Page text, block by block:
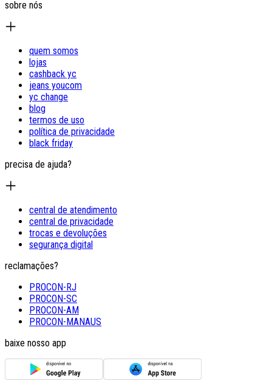
sobre nós
quem somos
lojas
cashback yc
jeans youcom
yc change
blog
termos de uso
política de privacidade
black friday
precisa de ajuda?
central de atendimento
central de privacidade
trocas e devoluções
segurança digital
reclamações?
PROCON-RJ
PROCON-SC
PROCON-AM
PROCON-MANAUS
baixe nosso app